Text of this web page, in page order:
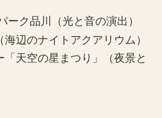
ーク品川（光と音の演出）
辺のナイトアクアリウム）
天空の星まつり」（夜景と